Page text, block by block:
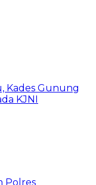
Kades Gunung
KJNI
Polres